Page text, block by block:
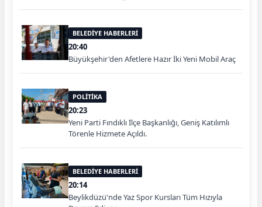
BELEDİYE HABERLERİ
20:40
Büyükşehir'den Afetlere Hazır İki Yeni Mobil Araç
POLİTİKA
20:23
Yeni Parti Fındıklı İlçe Başkanlığı, Geniş Katılımlı
Törenle Hizmete Açıldı.
BELEDİYE HABERLERİ
20:14
Beylikdüzü'nde Yaz Spor Kursları Tüm Hızıyla